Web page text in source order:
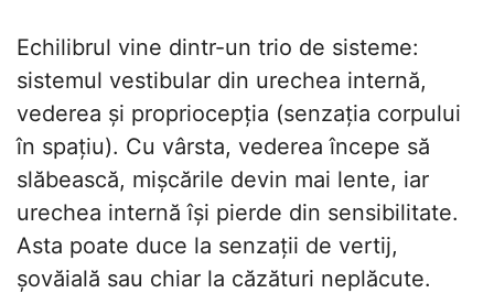
Echilibrul vine dintr-un trio de sisteme:
sistemul vestibular din urechea internă,
vederea și propriocepția (senzația corpului
în spațiu). Cu vârsta, vederea începe să
slăbească, mișcările devin mai lente, iar
urechea internă își pierde din sensibilitate.
Asta poate duce la senzații de vertij,
șovăială sau chiar la căzături neplăcute.